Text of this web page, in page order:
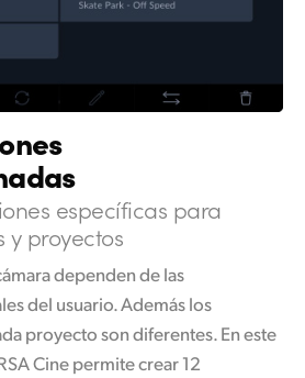
específicas para
y proyectos
dependen de las
del usuario. Además los
proyecto son diferentes. En este
Cine permite crear 12